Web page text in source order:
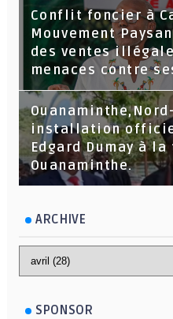
Conflit foncier à
Mouvement
des ventes
menaces contre
installation
Edgard Dumay à
Ouanaminthe.
ARCHIVE
SPONSOR